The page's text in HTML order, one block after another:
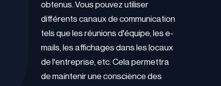
obtenus. Vous pouvez utiliser
différents canaux de communication
tels que les réunions d'équipe, les e-
mails, les affichages dans les locaux
de l'entreprise, etc. Cela permettra
de maintenir une conscience des